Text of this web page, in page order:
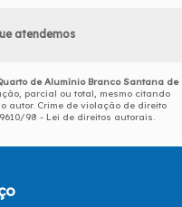
atendemos
de Alumínio Branco Santana de
parcial ou total, mesmo citando
autor. Crime de violação de direito
98 - Lei de direitos autorais.